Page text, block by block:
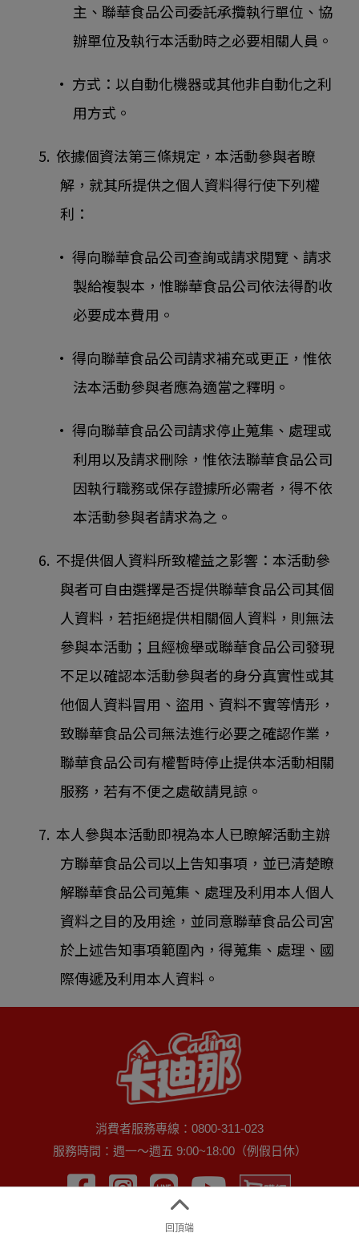
主、聯華食品公司委託承攬執行單位、協
辦單位及執行本活動時之必要相關人員。
• 方式：以自動化機器或其他非自動化之利
用方式。
5. 依據個資法第三條規定，本活動參與者瞭
解，就其所提供之個人資料得行使下列權
利：
• 得向聯華食品公司查詢或請求閱覽、請求
製給複製本，惟聯華食品公司依法得酌收
必要成本費用。
• 得向聯華食品公司請求補充或更正，惟依
法本活動參與者應為適當之釋明。
• 得向聯華食品公司請求停止蒐集、處理或
利用以及請求刪除，惟依法聯華食品公司
因執行職務或保存證據所必需者，得不依
本活動參與者請求為之。
6. 不提供個人資料所致權益之影響：本活動參
與者可自由選擇是否提供聯華食品公司其個
人資料，若拒絕提供相關個人資料，則無法
參與本活動；且經檢舉或聯華食品公司發現
不足以確認本活動參與者的身分真實性或其
他個人資料冒用、盜用、資料不實等情形，
致聯華食品公司無法進行必要之確認作業，
聯華食品公司有權暫時停止提供本活動相關
服務，若有不便之處敬請見諒。
7. 本人參與本活動即視為本人已瞭解活動主辦
方聯華食品公司以上告知事項，並已清楚瞭
解聯華食品公司蒐集、處理及利用本人個人
資料之目的及用途，並同意聯華食品公司宮
於上述告知事項範圍內，得蒐集、處理、國
際傳遞及利用本人資料。
消費者服務專線：0800-311-023
服務時間：週一～週五 9:00~18:00（例假日休）
聯華食品官網
回頂端